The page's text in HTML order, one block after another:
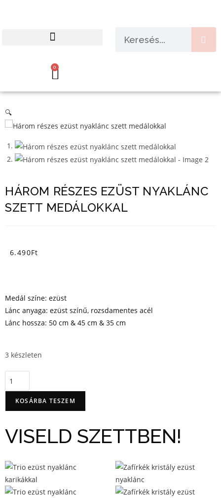
0
🔍
HÁROM RÉSZES EZÜST NYAKLÁNC
SZETT MEDÁLOKKAL
6.490Ft
Medál színe: ezüst
Lánc anyaga: ezüst színű, rozsdamentes acél
Lánc hossza: 50 cm & 45 cm & 35 cm
3 készleten
KOSÁRBA TESZEM
VISELD SZETTBEN!